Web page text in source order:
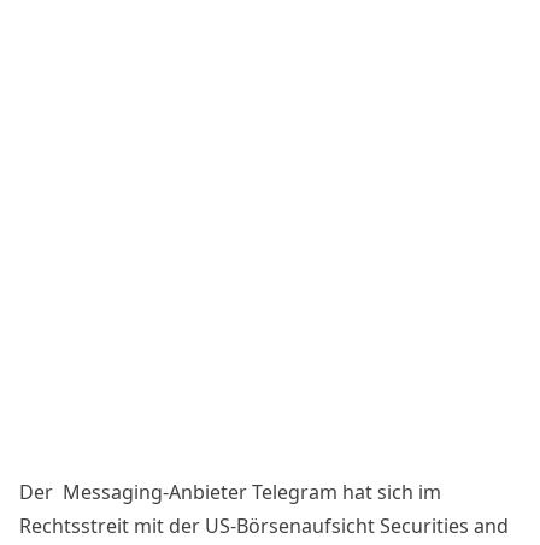
Der Messaging-Anbieter Telegram hat sich im
Rechtsstreit mit der US-Börsenaufsicht Securities and